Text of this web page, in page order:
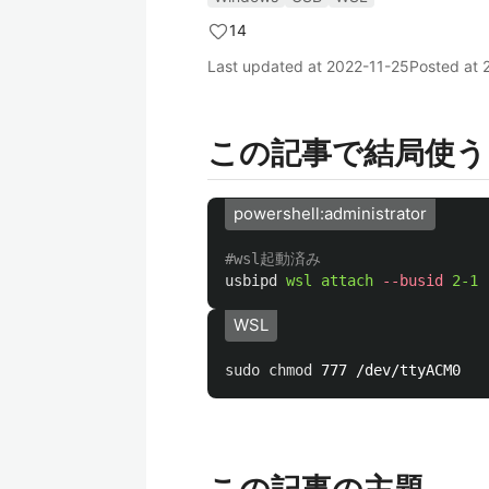
14
Last updated at 2022-11-25Posted at
この記事で結局使
powershell:administrator
#wsl起動済み
usbipd
wsl attach --busid 2-1
WSL
sudo chmod